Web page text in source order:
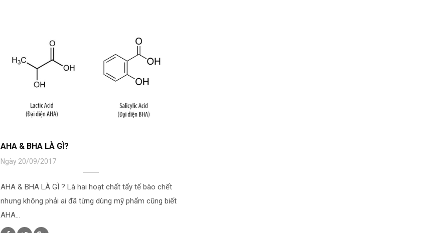
AHA & BHA LÀ GÌ?
Ngày 20/09/2017
AHA & BHA LÀ GÌ ? Là hai hoạt chất tẩy tế bào chết
nhưng không phải ai đã từng dùng mỹ phẩm cũng biết
AHA...